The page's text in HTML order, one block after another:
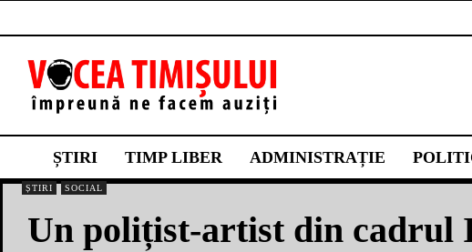
ȘTIRI TIMP LIBER ADMINISTRAȚIE
ȘTIRI SOCIAL
Un polițist-artist din cadrul